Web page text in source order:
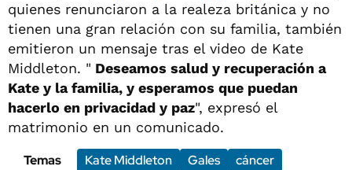
quienes renunciaron a la realeza británica y no
tienen una gran relación con su familia, también
emitieron un mensaje tras el video de Kate
Middleton. " Deseamos salud y recuperación a
Kate y la familia, y esperamos que puedan
hacerlo en privacidad y paz", expresó el
matrimonio en un comunicado.
Temas
Kate Middleton Gales cáncer